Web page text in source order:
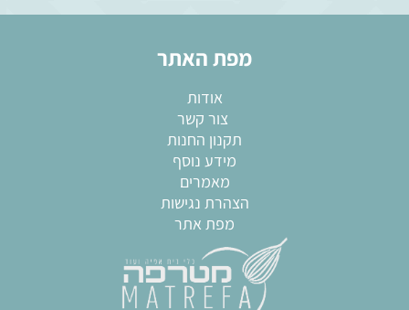
מפת האתר
אודות
צור קשר
תקנון החנות
מידע נוסף
מאמרים
הצהרת נגישות
מפת אתר